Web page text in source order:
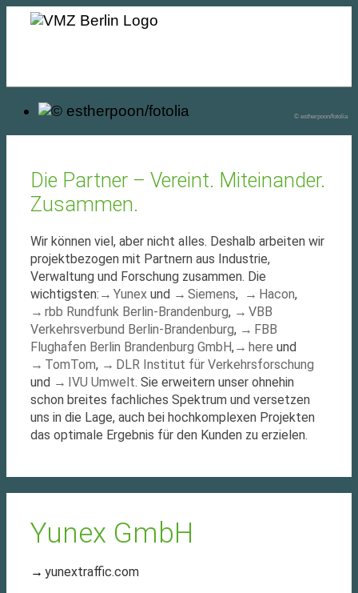
© estherpoon/fotolia
Die Partner – Vereint. Miteinander.
Zusammen.
Wir können viel, aber nicht alles. Deshalb arbeiten wir
projektbezogen mit Partnern aus Industrie,
Verwaltung und Forschung zusammen. Die
wichtigsten:
Yunex und Siemens, Hacon,
rbb Rundfunk Berlin-Brandenburg,
VBB
Verkehrsverbund Berlin-Brandenburg,
FBB
Flughafen Berlin Brandenburg GmbH, here und
TomTom,
DLR Institut für Verkehrsforschung
und
IVU Umwelt. Sie erweitern unser ohnehin
schon breites fachliches Spektrum und versetzen
uns in die Lage, auch bei hochkomplexen Projekten
das optimale Ergebnis für den Kunden zu erzielen.
Yunex GmbH
yunextraffic.com